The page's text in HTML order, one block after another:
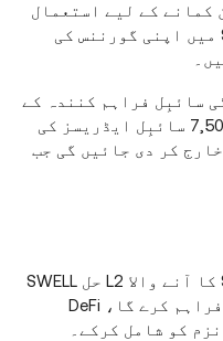
کمانے کے لیے استعمال
کر سکتے ہیں جبکہ Swell DAO میں اپنی گورننس کی
سائبِل فراہم کنندہ کے
ساتھ تعاون میں، Swell نے 7,500 سائبِل ایڈریسز کی
کر دی جائیں گی جب
Swell کا آنے والا L2 حل SWELL
ٹوکن کے لیے زیادہ افادیت فراہم کرے گا، DeFi
کو شامل کرکے۔